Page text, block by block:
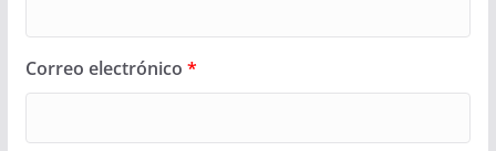
Correo electrónico *